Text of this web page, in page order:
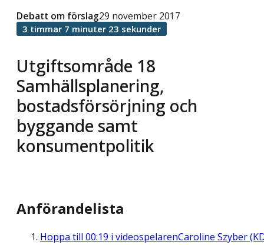
Utgiftsområde 18
Samhällsplanering,
bostadsförsörjning och
byggande samt
konsumentpolitik
Debatt om förslag29 november 2017
3 timmar 7 minuter 23 sekunder
Anförandelista
Hoppa till 00:19 i videospelarenCaroline Szyber